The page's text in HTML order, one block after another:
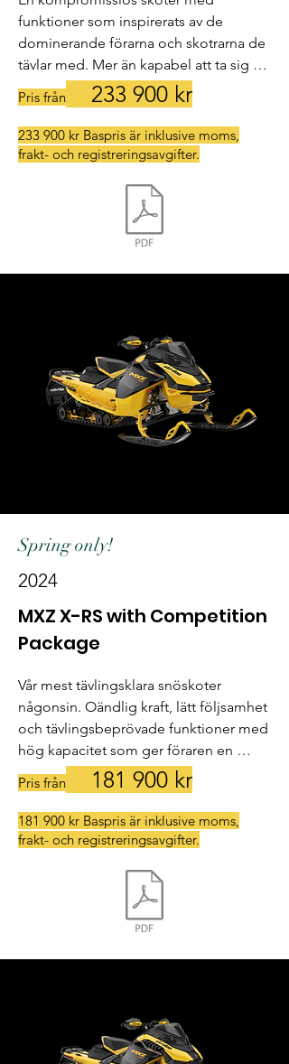
funktioner som inspirerats av de
dominerande förarna och skotrarna de
tävlar med. Mer än kapabel att ta sig an
de tuffaste lederna med
förtroendeingivande lätthet.
skoter som utan problem tar sig an de
- 10,25" (260 mm) pekinstrumentering i
färg med BRP Connect och
topografiska inbyggda kartor
tillgängliga (endast 850 E-TEC)
Pris från 233 900 kr
233 900 kr Baspris är inklusive moms,
frakt- och registreringsavgifter.
Spring only!
2024
MXZ X-RS with Competition
Package
Vår mest tävlingsklara snöskoter
någonsin. Oändlig kraft, lätt följsamhet
och tävlingsbeprövade funktioner med
hög kapacitet som ger föraren en
obestridlig fördel gentemot leden och
konkurrenterna.
- Kraftfulla, lätta och kapabla
tävlingsklara funktioner.
med justerbart bromshandtag
Pris från 181 900 kr
181 900 kr Baspris är inklusive moms,
frakt- och registreringsavgifter.